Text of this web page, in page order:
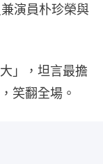
演員朴珍榮與
」，坦言最擔
笑翻全場。